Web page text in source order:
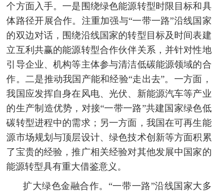
个方面入手。一是围绕绿色能源转型时限目标和具
体路径开展合作。注重加强与“一带一路”沿线国家
的双边对话，围绕沿线国家的转型目标及时间表建
立互利共赢的能源转型合作伙伴关系，并针对性地
引导企业、机构等主体参与清洁低碳能源领域的合
作。二是推动我国产能和经验“走出去”。一方面，
我国应发挥自身在风电、光伏、新能源汽车等产业
的生产制造优势，对接“一带一路”共建国家绿色低
碳转型进程中的需求；另一方面，我国在可再生能
源市场规划与顶层设计、绿色技术创新等方面积累
了宝贵的经验，推广相关经验对其他发展中国家的
能源转型具有重大借鉴意义。
扩大绿色金融合作。“一带一路”沿线国家大多